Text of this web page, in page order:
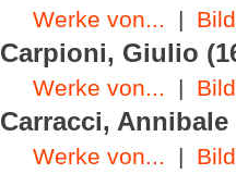
Werke von... |
Carpioni, Giulio
Werke von... |
Carracci, Annibale
Werke von... |